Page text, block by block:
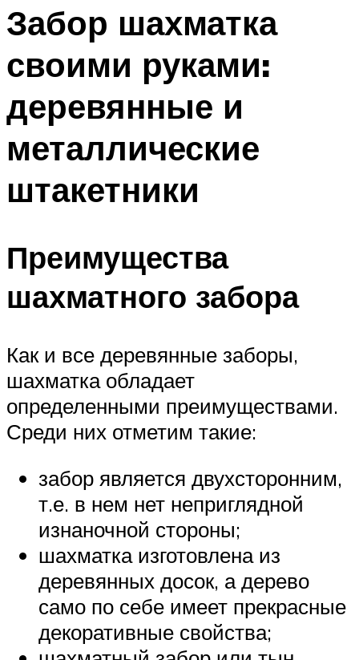
Забор шахматка
своими руками:
деревянные и
металлические
штакетники
Преимущества
шахматного забора
Как и все деревянные заборы,
шахматка обладает
определенными преимуществами.
Среди них отметим такие:
забор является двухсторонним,
т.е. в нем нет неприглядной
изнаночной стороны;
шахматка изготовлена из
деревянных досок, а дерево
само по себе имеет прекрасные
декоративные свойства;